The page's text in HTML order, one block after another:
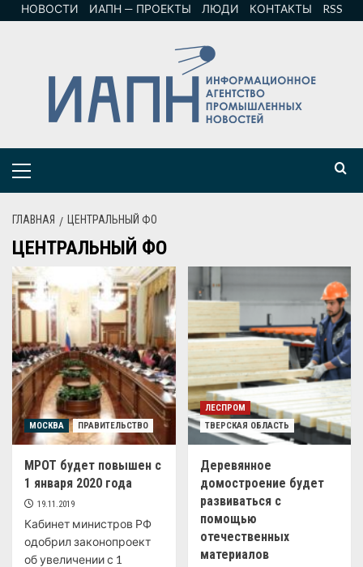
НОВОСТИ ИАПН — ПРОЕКТЫ ЛЮДИ КОНТАКТЫ RSS
ГЛАВНАЯ ЦЕНТРАЛЬНЫЙ ФО
ЦЕНТРАЛЬНЫЙ ФО
МОСКВА ПРАВИТЕЛЬСТВО
МРОТ будет повышен с
1 января 2020 года
19.11.2019
Кабинет министров РФ
одобрил законопроект
об увеличении с 1
ЛЕСПРОМ
ТВЕРСКАЯ ОБЛАСТЬ
Деревянное
домостроение будет
развиваться с
помощью
отечественных
материалов